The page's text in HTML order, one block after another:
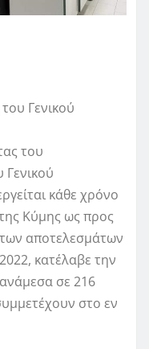
Γενικού
του
Γενικού
κάθε χρόνο
Κύμης ως προς
αποτελεσμάτων
κατέλαβε την
σε 216
στο εν